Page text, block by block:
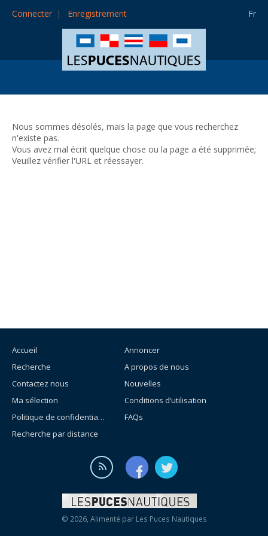
Connecter Enregistrement Fr
Nous sommes désolés, mais la page que vous recherchez
n'existe pas.
Vous avez mal écrit quelque chose ou la page a été supprimée;
Veuillez vérifier l'URL et réessayer.
Accueil
Annoncer
Recherche
A propos de nous
Contactez nous
Nouvelles
Ma sélection
Conditions d’utilisation
Politique de confidentialité
FAQs
Recherche par distance
© 2026, Alimenté par Les Puces Nautiques